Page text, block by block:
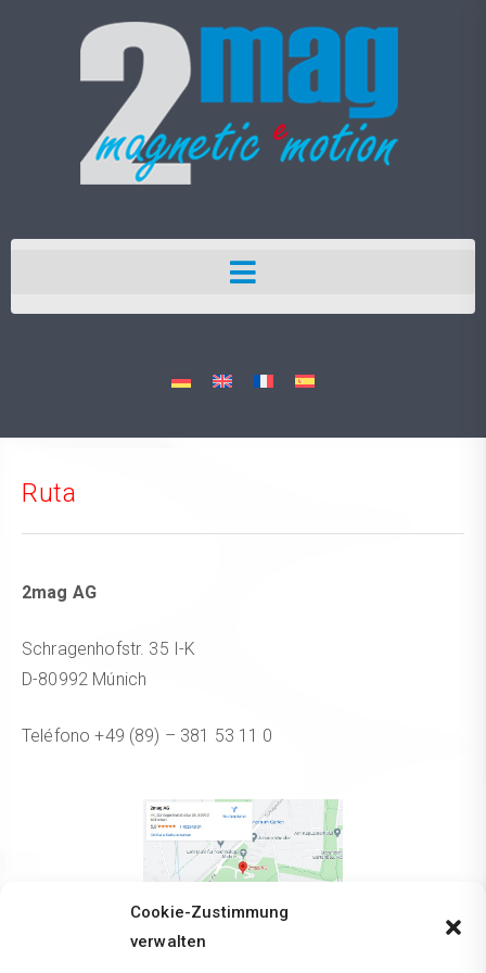
Cookie-Zustimmung
verwalten
Ruta
2mag AG
Schragenhofstr. 35 I-K
D-80992 Múnich
Teléfono +49 (89) – 381 53 11 0